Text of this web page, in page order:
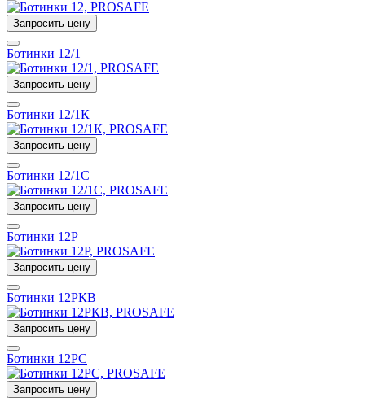
Запросить цену
Ботинки 12/1
Запросить цену
Ботинки 12/1К
Запросить цену
Ботинки 12/1С
Запросить цену
Ботинки 12Р
Запросить цену
Ботинки 12РКВ
Запросить цену
Ботинки 12РС
Запросить цену